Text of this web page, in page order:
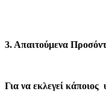
3. Απαιτούμενα
Για να εκλεγεί κάποιος